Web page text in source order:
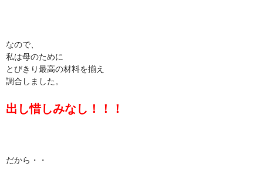
なので、
私は母のために
とびきり最高の材料を揃え
調合しました。
出し惜しみなし！！！
だから・・